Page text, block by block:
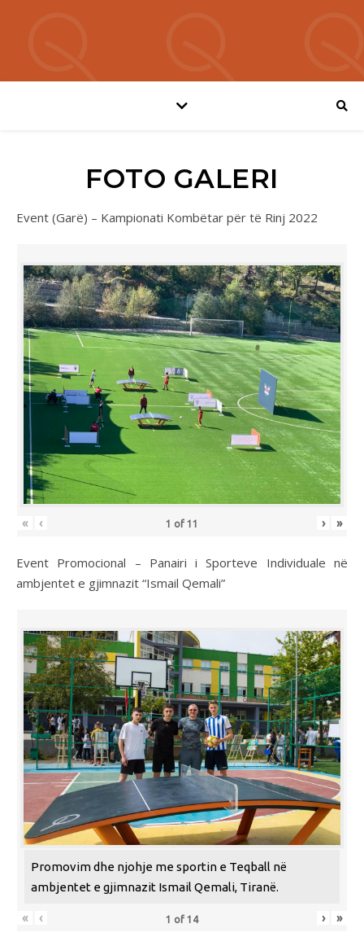
FOTO GALERI
Event (Garë) – Kampionati Kombëtar për të Rinj 2022
« ‹ 1 of 11 › »
Event Promocional – Panairi i Sporteve Individuale në
ambjentet e gjimnazit “Ismail Qemali”
Promovim dhe njohje me sportin e Teqball në
ambjentet e gjimnazit Ismail Qemali, Tiranë.
« ‹ 1 of 14 › »